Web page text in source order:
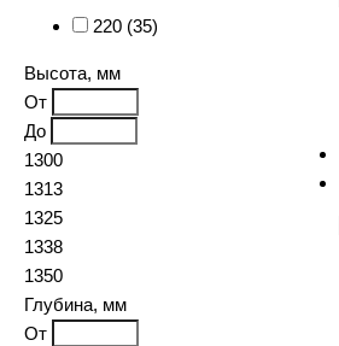
220 (35)
Высота, мм
От
До
1300
1313
1325
1338
1350
Глубина, мм
От